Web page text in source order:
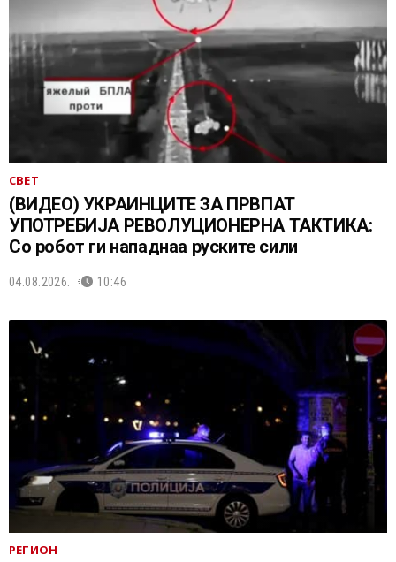
СВЕТ
(ВИДЕО) УКРАИНЦИТЕ ЗА ПРВПАТ
УПОТРЕБИЈА РЕВОЛУЦИОНЕРНА ТАКТИКА:
Со робот ги нападнаа руските сили
04.08.2026. 10:46
РЕГИОН